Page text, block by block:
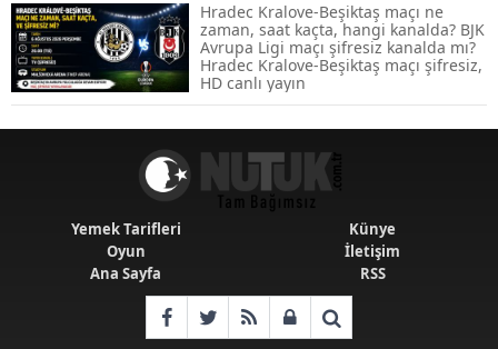
Emekli Maaşlarında Temmuz Hesabı:
Zam Oranı ve Taban Aylık İçin Yeni
Senaryolar
Hradec Kralove-Beşiktaş maçı ne
zaman, saat kaçta, hangi kanalda? BJK
Avrupa Ligi maçı şifresiz kanalda mı?
Hradec Kralove-Beşiktaş maçı şifresiz,
HD canlı yayın
Yemek Tarifleri
Oyun
Ana Sayfa
Künye
İletişim
RSS